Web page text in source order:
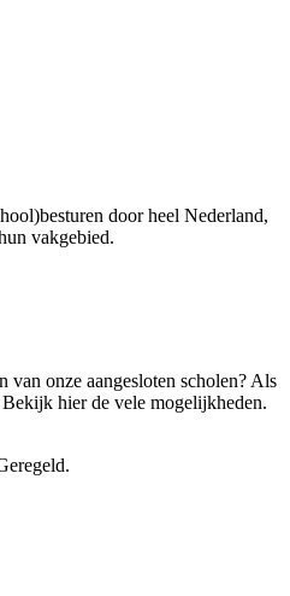
door heel Nederland,
vakgebied.
onze aangesloten scholen? Als
hier de vele mogelijkheden.